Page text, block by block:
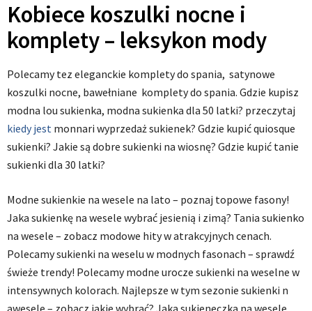
Kobiece koszulki nocne i
komplety – leksykon mody
Polecamy tez eleganckie komplety do spania, satynowe
koszulki nocne, bawełniane komplety do spania. Gdzie kupisz
modna lou sukienka, modna sukienka dla 50 latki? przeczytaj
kiedy jest monnari wyprzedaż sukienek? Gdzie kupić quiosque
sukienki? Jakie są dobre sukienki na wiosnę? Gdzie kupić tanie
sukienki dla 30 latki?
Modne sukienkie na wesele na lato – poznaj topowe fasony!
Jaka sukienkę na wesele wybrać jesienią i zimą? Tania sukienko
na wesele – zobacz modowe hity w atrakcyjnych cenach.
Polecamy sukienki na weselu w modnych fasonach – sprawdź
świeże trendy! Polecamy modne urocze sukienki na weselne w
intensywnych kolorach. Najlepsze w tym sezonie sukienki n
awesele – zobacz jakie wybrać? Jaka sukieneczka na wesele